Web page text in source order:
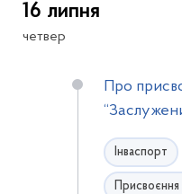
16 липня
четвер
Про
Інваспорт
Присвоєння